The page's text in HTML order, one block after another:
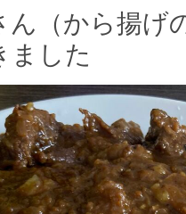
（から揚げ
ました